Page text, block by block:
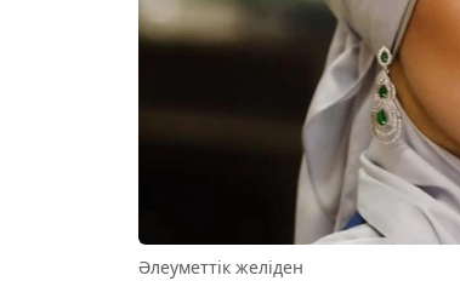
Әлеуметтік желіден